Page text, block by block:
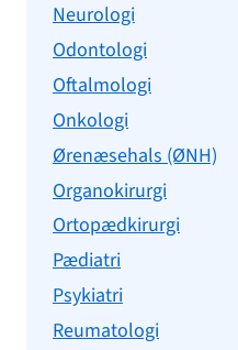
Neurologi
Odontologi
Oftalmologi
Onkologi
Ørenæsehals (ØNH)
Organokirurgi
Ortopædkirurgi
Pædiatri
Psykiatri
Reumatologi